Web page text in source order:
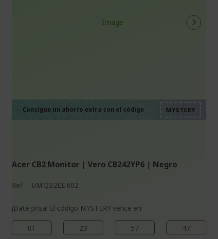
Consigue un ahorro extra con el código
Acer CB2 Monitor | Vero CB242YP6 | Negro
Ref. UM.QB2EE.602
¡Date prisa! El código MYSTERY vence en:
01 23 57 46